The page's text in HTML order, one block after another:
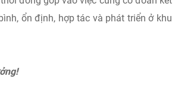
ổn định, hợp tác và phát triển ở khu